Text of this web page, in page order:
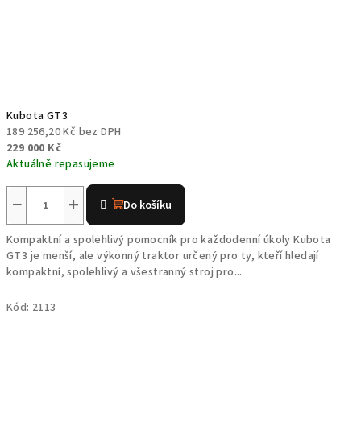
Kubota GT3
189 256,20 Kč bez DPH
229 000 Kč
Aktuálně repasujeme
+
− Do košíku
Kompaktní a spolehlivý pomocník pro každodenní úkoly Kubota
GT3 je menší, ale výkonný traktor určený pro ty, kteří hledají
kompaktní, spolehlivý a všestranný stroj pro...
Kód: 2113